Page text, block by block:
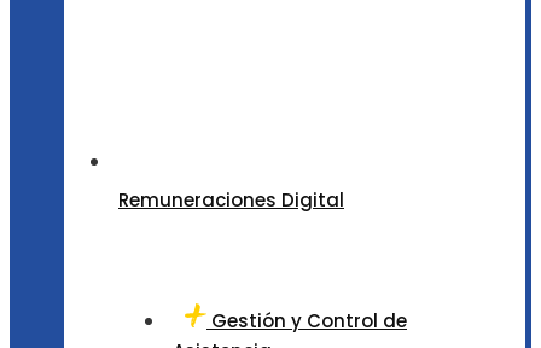
Remuneraciones Digital
Gestión y Control de